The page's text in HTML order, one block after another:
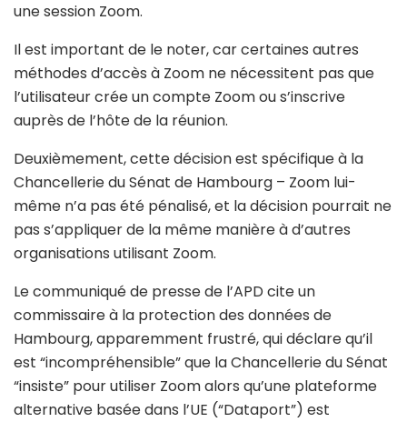
une session Zoom.
Il est important de le noter, car certaines autres
méthodes d’accès à Zoom ne nécessitent pas que
l’utilisateur crée un compte Zoom ou s’inscrive
auprès de l’hôte de la réunion.
Deuxièmement, cette décision est spécifique à la
Chancellerie du Sénat de Hambourg – Zoom lui-
même n’a pas été pénalisé, et la décision pourrait ne
pas s’appliquer de la même manière à d’autres
organisations utilisant Zoom.
Le communiqué de presse de l’APD cite un
commissaire à la protection des données de
Hambourg, apparemment frustré, qui déclare qu’il
est “incompréhensible” que la Chancellerie du Sénat
“insiste” pour utiliser Zoom alors qu’une plateforme
alternative basée dans l’UE (“Dataport”) est